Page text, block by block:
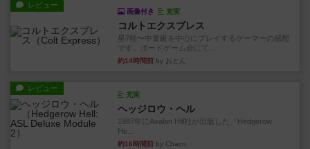
レビュー
画像付き 充実
コルトエクスプレス
星7軽〜中量級を中心にプレイするゲーマーの感想
です。ボードゲーム会にて...
約14時間前 by おとん
レビュー
充実
ヘッジロウ・ヘル
1987年にAvalon Hill社が出版した『Hedgerow
He...
約16時間前 by Chaco